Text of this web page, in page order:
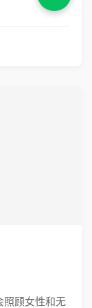
照顾女性和无